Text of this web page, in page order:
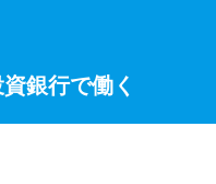
銀行で働く